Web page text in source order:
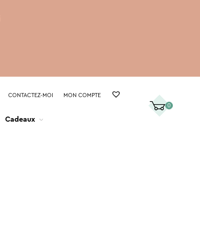
CONTACTEZ-MOI MON COMPTE
Cadeaux
0